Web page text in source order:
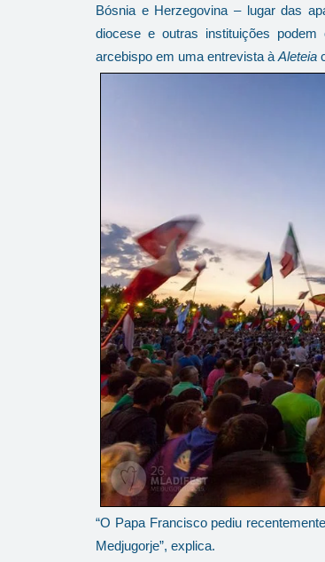
Bósnia e Herzegovina – lugar das
diocese e outras instituições podem
arcebispo em uma entrevista à Aleteia
“O Papa Francisco pediu
Medjugorje”, explica.